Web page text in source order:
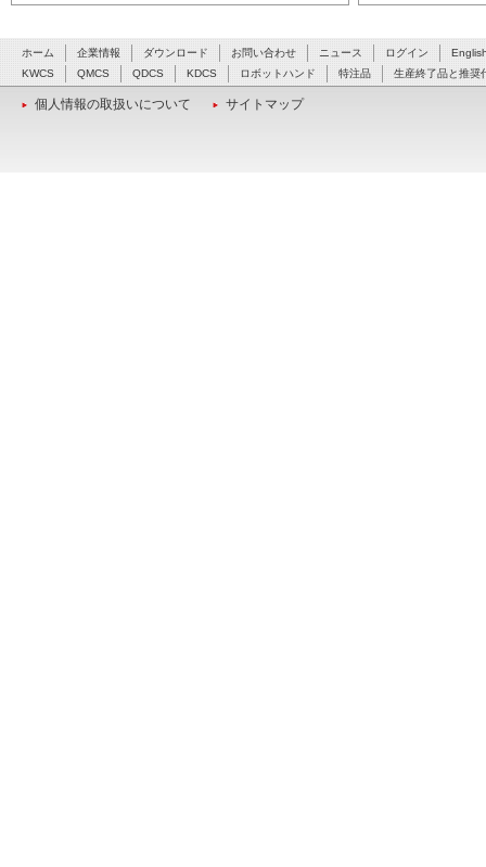
ホーム 企業情報 ダウンロード お問い合わせ ニュース ログイン
KWCS
QMCS QDCS KDCS ロボットハンド 特注品 生産終了品と推奨
個人情報の取扱いについて サイトマップ